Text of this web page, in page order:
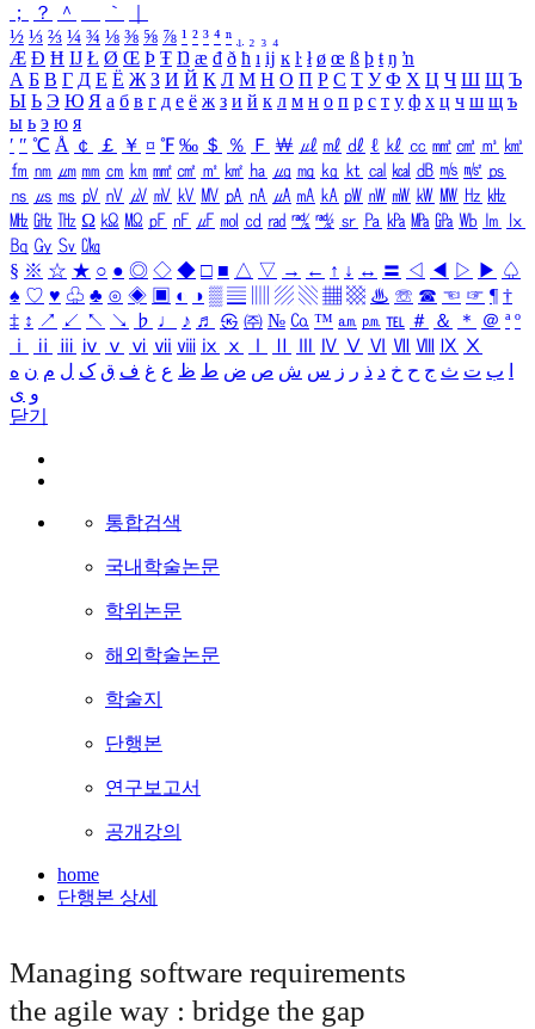
；
？ ＾ ｀
½ ⅓ ⅔ ¼ ¾ ⅛ ⅜ ⅝ ⅞ ¹ ² ³ ⁴ ⁿ ₁ ₂ ₃ ₄
Æ Ð Ħ Ĳ Ł Ø Œ Þ Ŧ Ŋ æ đ ð ħ ı ĳ ĸ ŀ ł ø œ ß þ ŧ ŋ ŉ
А Б В Г Д Е Ё Ж З И Й К Л М Н О П Р С Т У Ф Х Ц Ч Ш Щ Ъ
Ы Ь Э Ю Я а б в г д е ё ж з и й к л м н о п р с т у ф х ц ч ш щ ъ
ы ь э ю я
′ ″ ℃ Å ￠ ￡ ￥ ¤ ℉ ‰ ＄ ％ Ｆ ￦ ㎕ ㎖ ㎗ ℓ ㎘ ㏄ ㎣ ㎤ ㎥ ㎦
㎙ ㎚ ㎛ ㎜ ㎝ ㎞ ㎟ ㎠ ㎡ ㎢ ㏊ ㎍ ㎎ ㎏ ㏏ ㎈ ㎉ ㏈ ㎧ ㎨ ㎰
㎱ ㎲ ㎳ ㎴ ㎵ ㎶ ㎷ ㎸ ㎹ ㎀ ㎁ ㎂ ㎃ ㎄ ㎺ ㎻ ㎽ ㎾ ㎿ ㎐ ㎑
㎒ ㎓ ㎔ Ω ㏀ ㏁ ㎊ ㎋ ㎌ ㏖ ㏅ ㎭ ㎮ ㎯ ㏛ ㎩ ㎪ ㎫ ㎬ ㏝ ㏐
㏓
㏃ ㏉ ㏜ ㏆
§ ※ ☆ ★ ○ ● ◎ ◇ ◆ □ ■ △ ▽ → ← ↑ ↓ ↔ 〓 ◁ ◀ ▷ ▶ ♤
♠ ♡ ♥ ♧ ♣ ⊙ ◈ ▣ ◐ ◑ ▒ ▤ ▨ ▧ ▦ ▩ ♨ ☏ ☎ ☜ ☞ ¶ †
‡ ↕ ↗ ↙ ↖ ↘ ♭ ♩ ♪ ♬ ㉿ ㈜ № ㏇ ™ ㏂ ㏘ ℡ ＃ ＆ ＊ ＠ ª º
ⅰ
ⅱ ⅲ ⅳ ⅴ ⅵ ⅶ ⅷ ⅸ ⅹ Ⅳ Ⅴ Ⅵ Ⅶ Ⅷ Ⅸ Ⅹ
ب ت ث ج ح خ د ذ ر ز س ش ص ض ط ظ ع غ ف ق ک ل م ن ه
و ی
닫기
통합검색
국내학술논문
학위논문
해외학술논문
학술지
단행본
연구보고서
공개강의
home
단행본 상세
Managing software requirements
the agile way : bridge the gap